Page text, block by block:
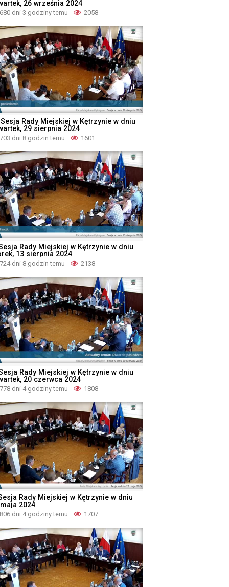
26 września 2024
680 dni 3 godziny temu 2058
Rady Miejskiej w Kętrzynie w dniu
29 sierpnia 2024
703 dni 8 godzin temu 1601
Rady Miejskiej w Kętrzynie w dniu
13 sierpnia 2024
724 dni 8 godzin temu 2138
Rady Miejskiej w Kętrzynie w dniu
20 czerwca 2024
778 dni 4 godziny temu 1808
Rady Miejskiej w Kętrzynie w dniu
2024
806 dni 4 godziny temu 1707